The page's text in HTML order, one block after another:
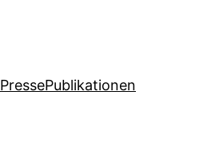
PressePublikationen